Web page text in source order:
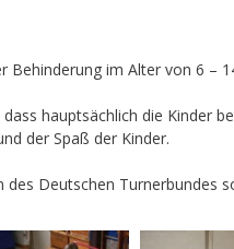
im Alter von 6 –
hauptsächlich die Kinder
der Spaß der Kinder.
Deutschen Turnerbundes